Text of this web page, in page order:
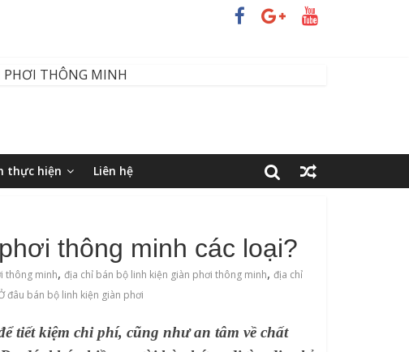
thực hiện Liên hệ
thông minh các loại?
thông minh,địa chỉ bán bộ linh kiện giàn phơi thông minh,địa chỉ
đâu bán bộ linh kiện giàn phơi
tiết kiệm chi phí, cũng như an tâm về chất